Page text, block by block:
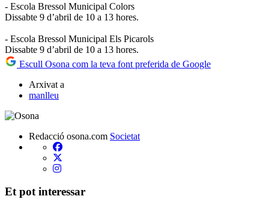
- Escola Bressol Municipal Colors
Dissabte 9 d’abril de 10 a 13 hores.
- Escola Bressol Municipal Els Picarols
Dissabte 9 d’abril de 10 a 13 hores.
Escull Osona com la teva font preferida de Google
Arxivat a
manlleu
Redacció osona.com Societat
Et pot interessar